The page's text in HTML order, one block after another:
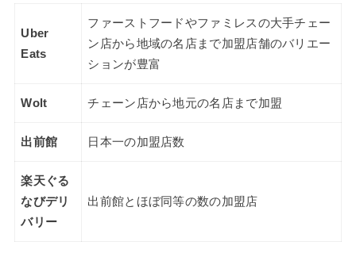
Uber
Eats
ファーストフードやファミレスの大手チェー
ン店から地域の名店まで加盟店舗のバリエー
ションが豊富
Wolt チェーン店から地元の名店まで加盟
出前館 日本一の加盟店数
楽天ぐる
なびデリ
バリー
出前館とほぼ同等の数の加盟店